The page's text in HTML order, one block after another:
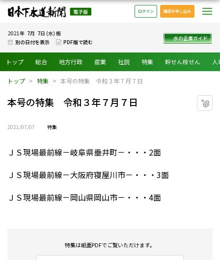
日本下水道新聞 電子版
ログイン 購読お申し込み
2021年 7月 7日 (水) 版
別の日付を表示
PDF版で読む
水の企業ガイド
トップ 総合 地方行政 産業 社説 特集 幹せん枝せん
トップ 特集 本号の特集 令和３年７月７日
本号の特集 令和３年７月７日
2021/07/07 特集
ＪＳ現場最前線－岐阜県垂井町－・・・2面
ＪＳ現場最前線－大阪府寝屋川市－・・・3面
ＪＳ現場最前線－岡山県岡山市－・・・4面
特集は紙面PDFでご覧いただけます。